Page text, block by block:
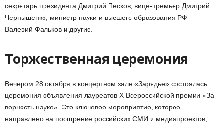
секретарь президента Дмитрий Песков, вице-премьер Дмитрий
Чернышенко, министр науки и высшего образования РФ
Валерий Фальков и другие.
Торжественная церемония
Вечером 28 октября в концертном зале «Зарядье» состоялась
церемония объявления лауреатов X Всероссийской премии «За
верность науке». Это ключевое мероприятие, которое
направлено на поощрение российских СМИ и медиапроектов,